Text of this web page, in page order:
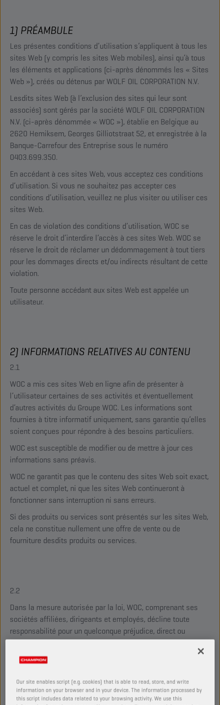
1) PRÉAMBULE
Les présentes conditions d’utilisation s’appliquent à tous les
sites Web (y compris les sites Web mobiles), ainsi qu’à tous
les éléments et applications (ci-après dénommés les « Sites
Web »), créés ou détenus par WOLF OIL CORPORATION N.V.
Lesdits sites Web (à l’exclusion des sites qui leur sont
associés) sont gérés par la société WOLF OIL CORPORATION
N.V. (ci-après dénommée « WOC »), établie en Belgique au
2620 Hemiksem, Georges Gilliotstraat 52, et enregistrée à la
Banque-Carrefour des Entreprise sous le numéro
0403.699.350.
En accédant à ces sites Web, vous acceptez ces conditions
d’utilisation. Si vous ne souhaitez pas accepter ces
conditions d’utilisation, veuillez ne plus visiter ou utiliser ces
sites Web.
En cas de violation des conditions d’utilisation, WOC se
réserve le droit d’interdire l’accès à ces sites Web. WOC se
réserve le droit de réclamer un dédommagement à tout tiers
pour les dommages directs et/ou indirects résultant de cette
violation.
Toute personne accédant aux sites Web est appelée un
utilisateur.
2) INFORMATIONS RELATIVES AU CONTENU
2.1
WOC a mis ces sites Web en ligne afin de présenter à
l’utilisateur certaines de ses activités et éventuellement
d’autres activités du Groupe WOC. Les informations sont
fournies à titre informatif uniquement, sans garantie qu’elles
soient conçues pour répondre à des besoins particuliers.
WOC est susceptible de modifier ou de mettre à jour ces
informations sans préavis.
WOC ne garantit pas que le contenu des sites Web soit exact,
actuel et complet, ni que les sites Web continueront à
fonctionner sans interruption ni sans erreurs.
Si des produits ou services sont présentés sur les sites Web,
cela ne constitue nullement une offre de vente ou de
fourniture desdits produits ou services.
2.2
Dans la mesure autorisée par la loi, WOC, comprenant ses
sociétés affiliées, dirigeants et employés, décline toute
responsabilité pour un quelconque préjudice, direct ou
indirect, causé de quelque façon que ce soit par et/ou
résultant de l’utilisation des sites Web ou de tout autre site
en lien avec lesdits sites Web.
Our site enables script (e.g. cookies) that is able to read, store, and write
information on your browser and in your device. The information processed by
this script includes data related to your browsing activity. We use this